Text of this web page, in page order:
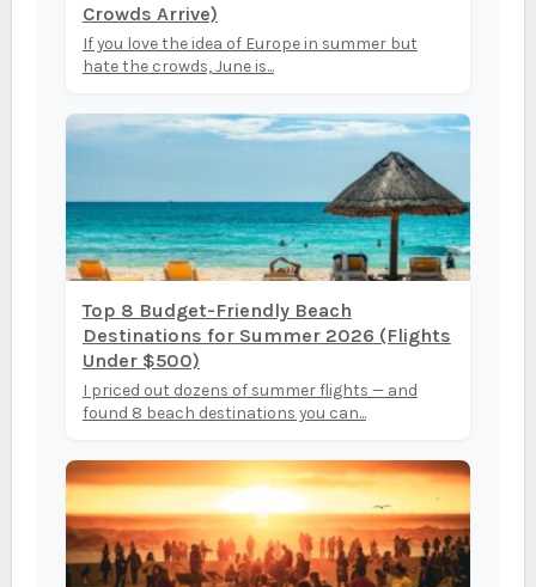
Crowds Arrive)
If you love the idea of Europe in summer but
hate the crowds, June is...
Top 8 Budget-Friendly Beach
Destinations for Summer 2026 (Flights
Under $500)
I priced out dozens of summer flights — and
found 8 beach destinations you can...